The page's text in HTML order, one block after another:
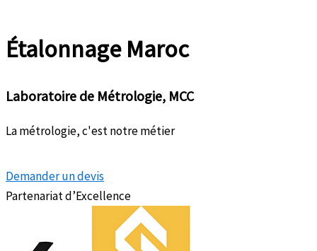
ÉtalonnageMaroc
Laboratoire de Métrologie, MCC
La métrologie, c'est notre métier
Demander un devis
Partenariat d’Excellence